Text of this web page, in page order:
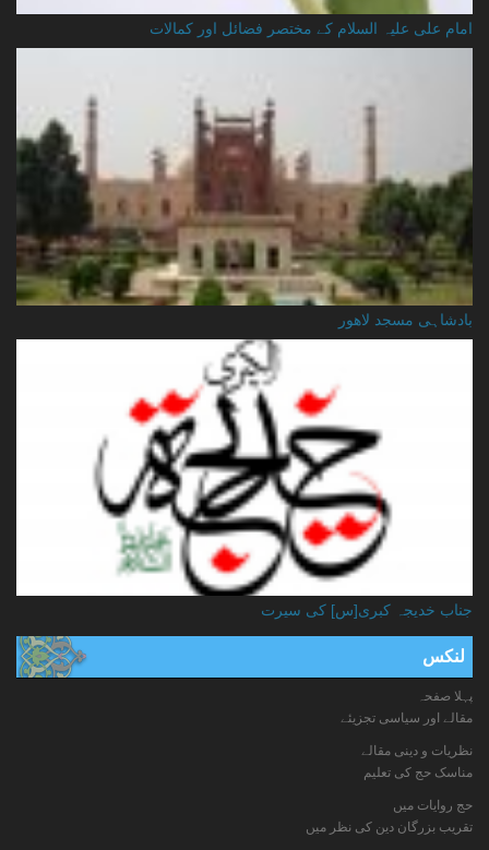
امام علی علیہ السلام کے مختصر فضائل اور کمالات
بادشاہی مسجد لاهور
جناب خدیجہ کبری[س] کی سیرت
لنکس
پہلا صفحہ
مقالے اور سیاسی تجزیئے
نظریات و دینی مقالے
مناسک حج کی تعلیم
حج روایات میں
تقریب بزرگان دین کی نظر میں